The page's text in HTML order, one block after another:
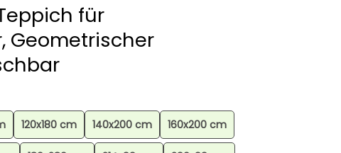
für
Geometrischer
120x180 cm 140x200 cm 160x200 cm